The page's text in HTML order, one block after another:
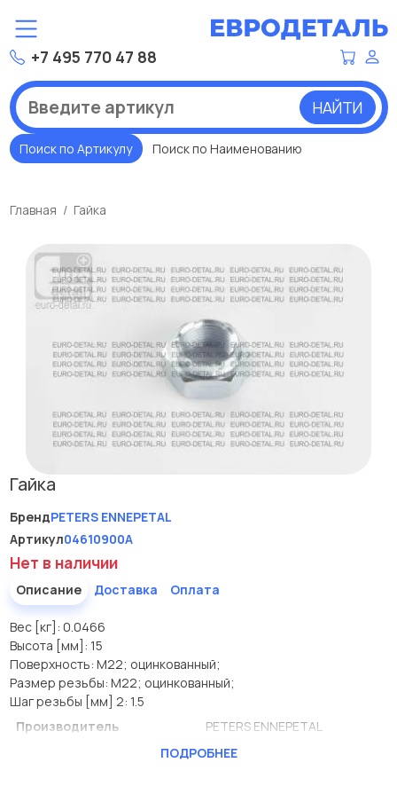
+7 495 770 47 88
НАЙТИ
Поиск по Артикулу Поиск по Наименованию
Главная Гайка
Гайка
БрендPETERS ENNEPETAL
Артикул04610900A
Нет в наличии
Описание Доставка Оплата
Вес [кг]: 0.0466
Высота [мм]: 15
Поверхность: M22; оцинкованный;
Размер резьбы: M22; оцинкованный;
Шаг резьбы [мм] 2: 1.5
Производитель
PETERS ENNEPETAL
0.0466
ПОДРОБНЕЕ